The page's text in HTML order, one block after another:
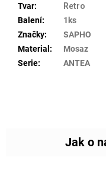
Tvar:
Retro
Balení:
1ks
Značky:
SAPHO
Material :
Mosaz
Serie: ANTEA